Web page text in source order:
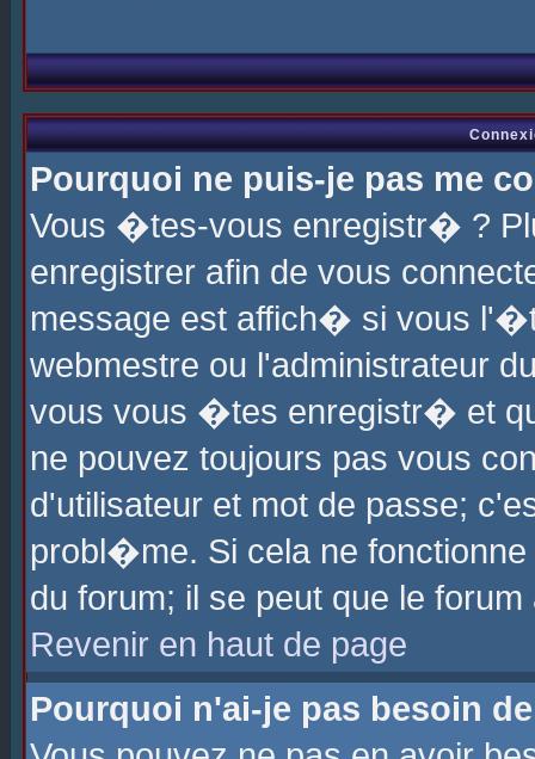
Pourquoi ne puis-je pas me
Vous �tes-vous enregistr� ?
enregistrer afin de vous
message est affich� si vous
webmestre ou l'administrateur
vous vous �tes enregistr� et
ne pouvez toujours pas vous
d'utilisateur et mot de passe;
probl�me. Si cela ne
du forum; il se peut que le
Revenir en haut de page
Pourquoi n'ai-je pas besoin